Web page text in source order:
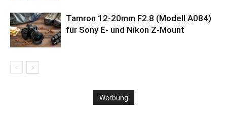
Tamron 12-20mm F2.8 (Modell A084)
für Sony E- und Nikon Z-Mount
Werbung